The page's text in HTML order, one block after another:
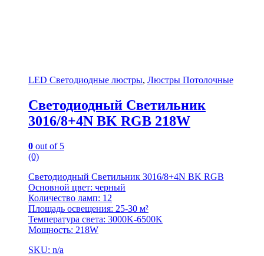
LED Светодиодные люстры, Люстры Потолочные
Светодиодный Светильник
3016/8+4N BK RGB 218W
0 out of 5
(0)
Светодиодный Светильник 3016/8+4N BK RGB
Основной цвет: черный
Количество ламп: 12
Площадь освещения: 25-30 м²
Температура света: 3000K-6500K
Мощность: 218W
SKU: n/a